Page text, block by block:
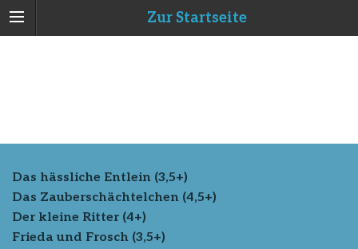
Zur Startseite
Das hässliche Entlein (3,5+)
Das Zauberschächtelchen (4,5+)
Der kleine Ritter (4+)
Frieda und Frosch (3,5+)